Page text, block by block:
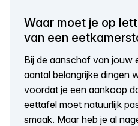
Waar moet je op
van een
Bij de aanschaf van jouw
aantal belangrijke dingen
voordat je een aankoop
eettafel moet natuurlijk
smaak. Maar heb je al